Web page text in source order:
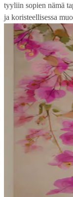
tyyliin sopien nämä
ja koristeellisessa